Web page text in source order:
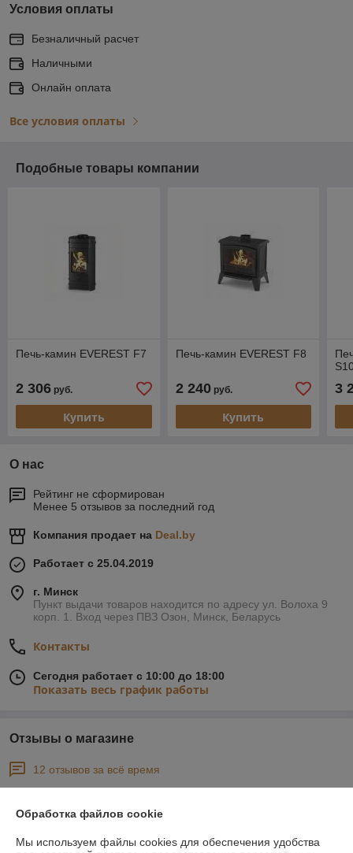
Условия оплаты
Безналичный расчет
Наличными
Онлайн оплата
Все условия оплаты
Подобные товары компании
Печь-камин EVEREST F7
2 306 руб.
Купить
Печь-камин EVEREST F8
2 240руб.
Купить
3
О нас
Рейтинг не сформирован
Менее 5 отзывов за последний год
Компания продает на Deal.by
Работает с 25.04.2019
г. Минск
Пункт выдачи товаров находится по адресу ул. Волоха 9
корп. 1. Вход через ПВЗ Озон, Минск, Беларусь
Контакты
Сегодня работает с 10:00 до 18:00
Показать весь график работы
Отзывы о магазине
12 отзывов за всё время
Обработка файлов cookie
Мы используем файлы cookies для обеспечения удобства